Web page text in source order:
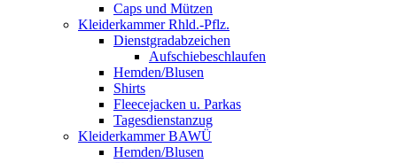
Caps und Mützen
Kleiderkammer Rhld.-Pflz.
Dienstgradabzeichen
Aufschiebeschlaufen
Hemden/Blusen
Shirts
Fleecejacken u. Parkas
Tagesdienstanzug
Kleiderkammer BAWÜ
Hemden/Blusen